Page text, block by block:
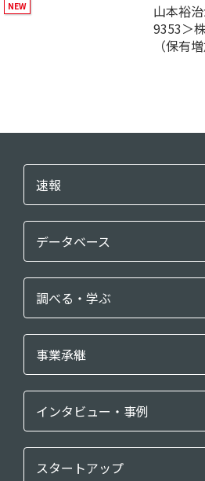
山本裕
9353＞
（保有増
速報
データベース
調べる・学ぶ
事業承継
インタビュー・事例
スタートアップ